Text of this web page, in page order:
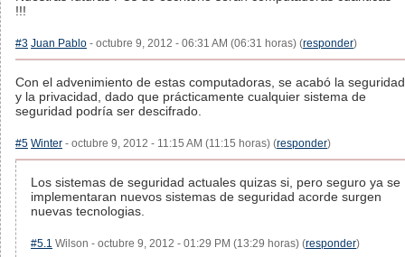
!!!
#3 Juan Pablo - octubre 9, 2012 - 06:31 AM (06:31 horas) (responder)
Con el advenimiento de estas computadoras, se acabó la seguridad
y la privacidad, dado que prácticamente cualquier sistema de
seguridad podría ser descifrado.
#5 Winter - octubre 9, 2012 - 11:15 AM (11:15 horas) (responder)
Los sistemas de seguridad actuales quizas si, pero seguro ya se
implementaran nuevos sistemas de seguridad acorde surgen
nuevas tecnologias.
#5.1 Wilson - octubre 9, 2012 - 01:29 PM (13:29 horas) (responder)